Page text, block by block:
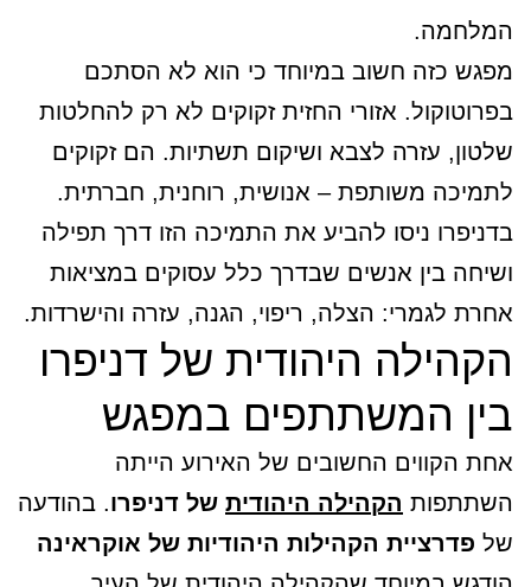
המלחמה.
מפגש כזה חשוב במיוחד כי הוא לא הסתכם
בפרוטוקול. אזורי החזית זקוקים לא רק להחלטות
שלטון, עזרה לצבא ושיקום תשתיות. הם זקוקים
לתמיכה משותפת – אנושית, רוחנית, חברתית.
בדניפרו ניסו להביע את התמיכה הזו דרך תפילה
ושיחה בין אנשים שבדרך כלל עסוקים במציאות
אחרת לגמרי: הצלה, ריפוי, הגנה, עזרה והישרדות.
הקהילה היהודית של דניפרו
בין המשתתפים במפגש
אחת הקווים החשובים של האירוע הייתה
השתתפות הקהילה היהודית של דניפרו. בהודעה
של פדרציית הקהילות היהודיות של אוקראינה